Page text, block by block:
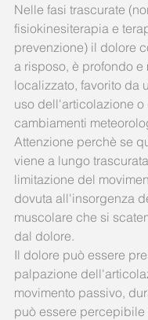
Nelle fasi trascurate
fisiokinesiterapia e
prevenzione) il dolore
a risposo, è profondo e
localizzato, favorito da
uso dell'articolazione o
cambiamenti
Attenzione perchè se
viene a lungo
limitazione del
dovuta all'insorgenza
muscolare che si
dal dolore.
Il dolore può essere
palpazione
movimento passivo,
può essere percepibile